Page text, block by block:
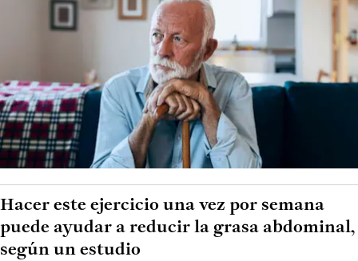
Hacer este ejercicio una vez por semana
puede ayudar a reducir la grasa abdominal,
según un estudio